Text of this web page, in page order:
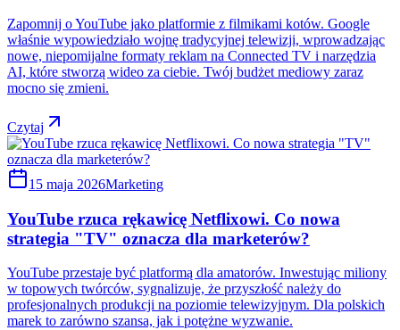
Zapomnij o YouTube jako platformie z filmikami kotów. Google
właśnie wypowiedziało wojnę tradycyjnej telewizji, wprowadzając
nowe, niepomijalne formaty reklam na Connected TV i narzędzia
AI, które stworzą wideo za ciebie. Twój budżet mediowy zaraz
mocno się zmieni.
Czytaj
15 maja 2026Marketing
YouTube rzuca rękawicę Netflixowi. Co nowa
strategia "TV" oznacza dla marketerów?
YouTube przestaje być platformą dla amatorów. Inwestując miliony
w topowych twórców, sygnalizuje, że przyszłość należy do
profesjonalnych produkcji na poziomie telewizyjnym. Dla polskich
marek to zarówno szansa, jak i potężne wyzwanie.